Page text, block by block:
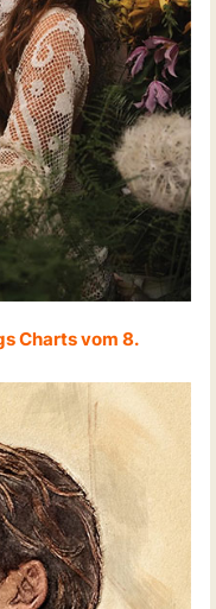
Charts vom 8.